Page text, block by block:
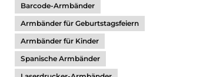
Barcode-Armbänder
Armbänder für Geburtstagsfeiern
Armbänder für Kinder
Spanische Armbänder